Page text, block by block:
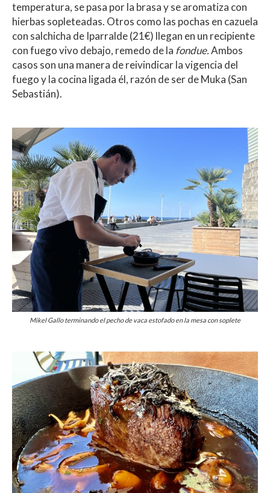
temperatura, se pasa por la brasa y se aromatiza con
hierbas sopleteadas. Otros como las pochas en cazuela
con salchicha de Iparralde (21€) llegan en un recipiente
con fuego vivo debajo, remedo de la fondue.Ambos
casos son una manera de reivindicar la vigencia del
fuego y la cocina ligada él, razón de ser de Muka (San
Sebastián).
Mikel Gallo terminando el pecho de vaca estofado en la mesa con soplete